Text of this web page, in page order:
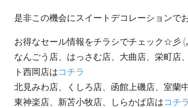
是非この機会にスイートデコレーションで
お得なセール情報をチラシでチェック☆彡 (｡
なんごう店、はっさむ店、大曲店、栄町店
ト西岡店はコチラ
北見みわ店、くしろ店、函館上磯店、室蘭
東神楽店、新苫小牧店、しらかば店はコチラ